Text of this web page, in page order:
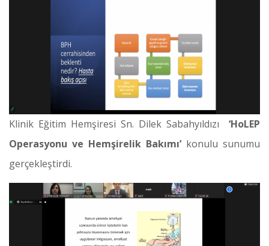
Klinik Eğitim Hemşiresi Sn. Dilek Sabahyıldızı ‘HoLEP
Operasyonu ve Hemşirelik Bakımı’konulu sunumu
gerçekleştirdi.